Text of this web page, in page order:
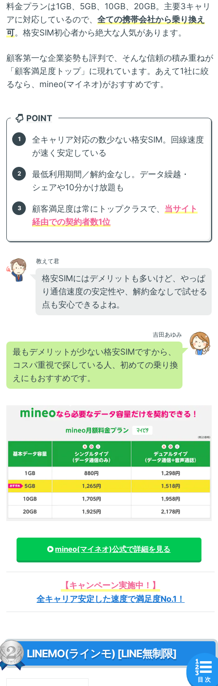
料金プランは1GB、5GB、10GB、20GB。主要3キャリ
アに対応しているので、 全ての携帯会社から乗り換え
可。格安SIM初心者から絶大な人気があります。
顧客第一な企業姿勢も評判で、そんな信頼の積み重ねが
「顧客満足度トップ」に現れています。あえて1社に絞
るなら、mineo(マイネオ)がおすすめです。
POINT
全キャリア対応の数少ない格安SIM。回線速度
が速く安定している
最低利用期間／解約金なし。データ繰越・
シェアや10分かけ放題も
顧客満足度は常にトップクラスで、 当サイト
経由での契約者数1位
教えて君
格安SIMにはデメリットも多いけど、やっぱ
り通信速度の安定性や、解約金なしで試せる
点も安心できるよね。
吉田あゆみ
最もデメリットが少ない格安SIMですから、
コスパ重視で探している人、初めての乗り換
えにもおすすめです。
mineo(マイネオ)公式で詳細を見る
【キャンペーン実施中！】
全キャリア安定した速度で満足度No.1！
LINEMO(ラインモ) [LINE無制限]
目 次